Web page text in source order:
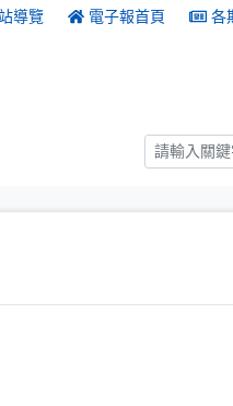
導覽 電子報首頁 各
搜尋